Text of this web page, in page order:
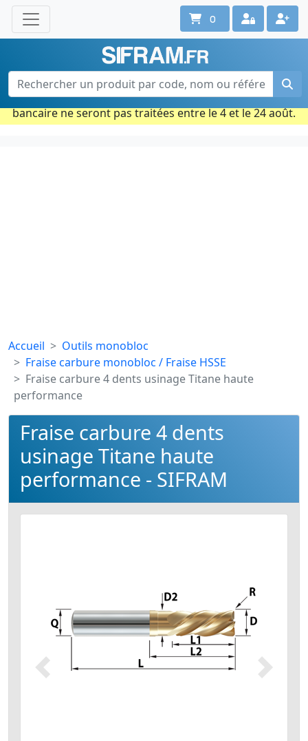
Une question ? Un conseil ?
Contactez-nous au 02 40 92 17 71
Ouvert du lun. au vend. de 08h à 18h
Période estivale : Les commandes prises par carte
bancaire ne seront pas traitées entre le 4 et le 24 août.
0
Accueil
Outils monobloc
Fraise carbure monobloc / Fraise HSSE
Fraise carbure 4 dents usinage Titane haute
performance
Fraise carbure 4 dents
usinage Titane haute
performance - SIFRAM
Précédent Suivant